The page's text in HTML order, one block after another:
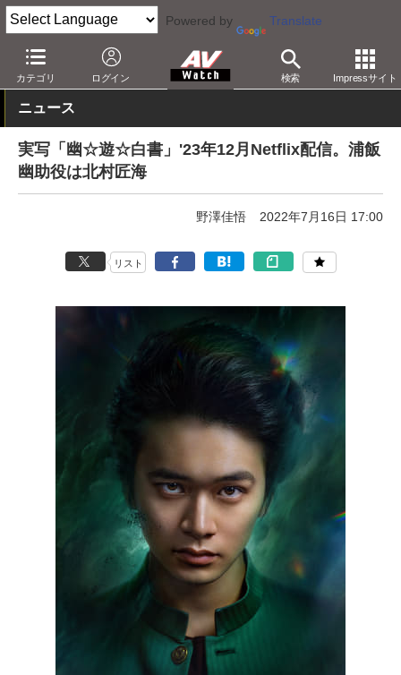
Powered by Translate
カテゴリ ログイン 検索 Impressサイト
AV Watch コンテンツ・サービス 映像配信 Netflix
ニュース
実写「幽☆遊☆白書」'23年12月Netflix配信。浦飯
幽助役は北村匠海
野澤佳悟 2022年7月16日 17:00
リスト